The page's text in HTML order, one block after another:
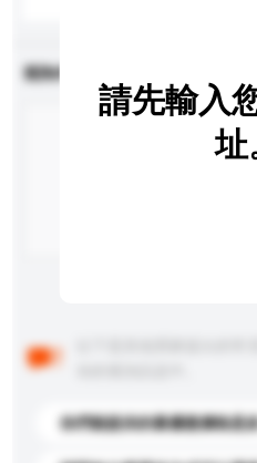
查詢內容
你們能提供的最優惠價格是
請先輸入
址